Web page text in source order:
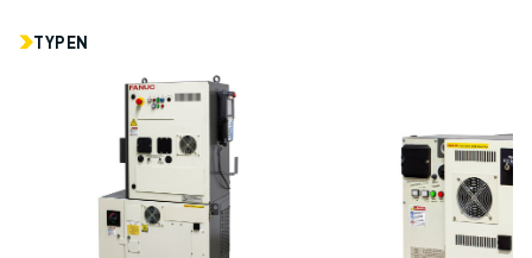
ALLE APPLIKATIONEN
LICHTBOGENSCHWEISSEN
HOCHGESCHWINDIGKEITSBOHREN UND -GEWINDESCHNEIDEN
TYPEN